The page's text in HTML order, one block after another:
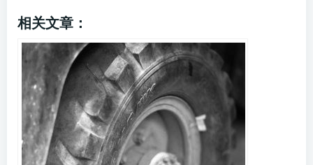
相关文章：